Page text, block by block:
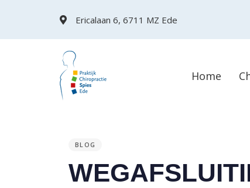
primary
Ericalaan 6, 6711 MZ Ede
Home
BLOG